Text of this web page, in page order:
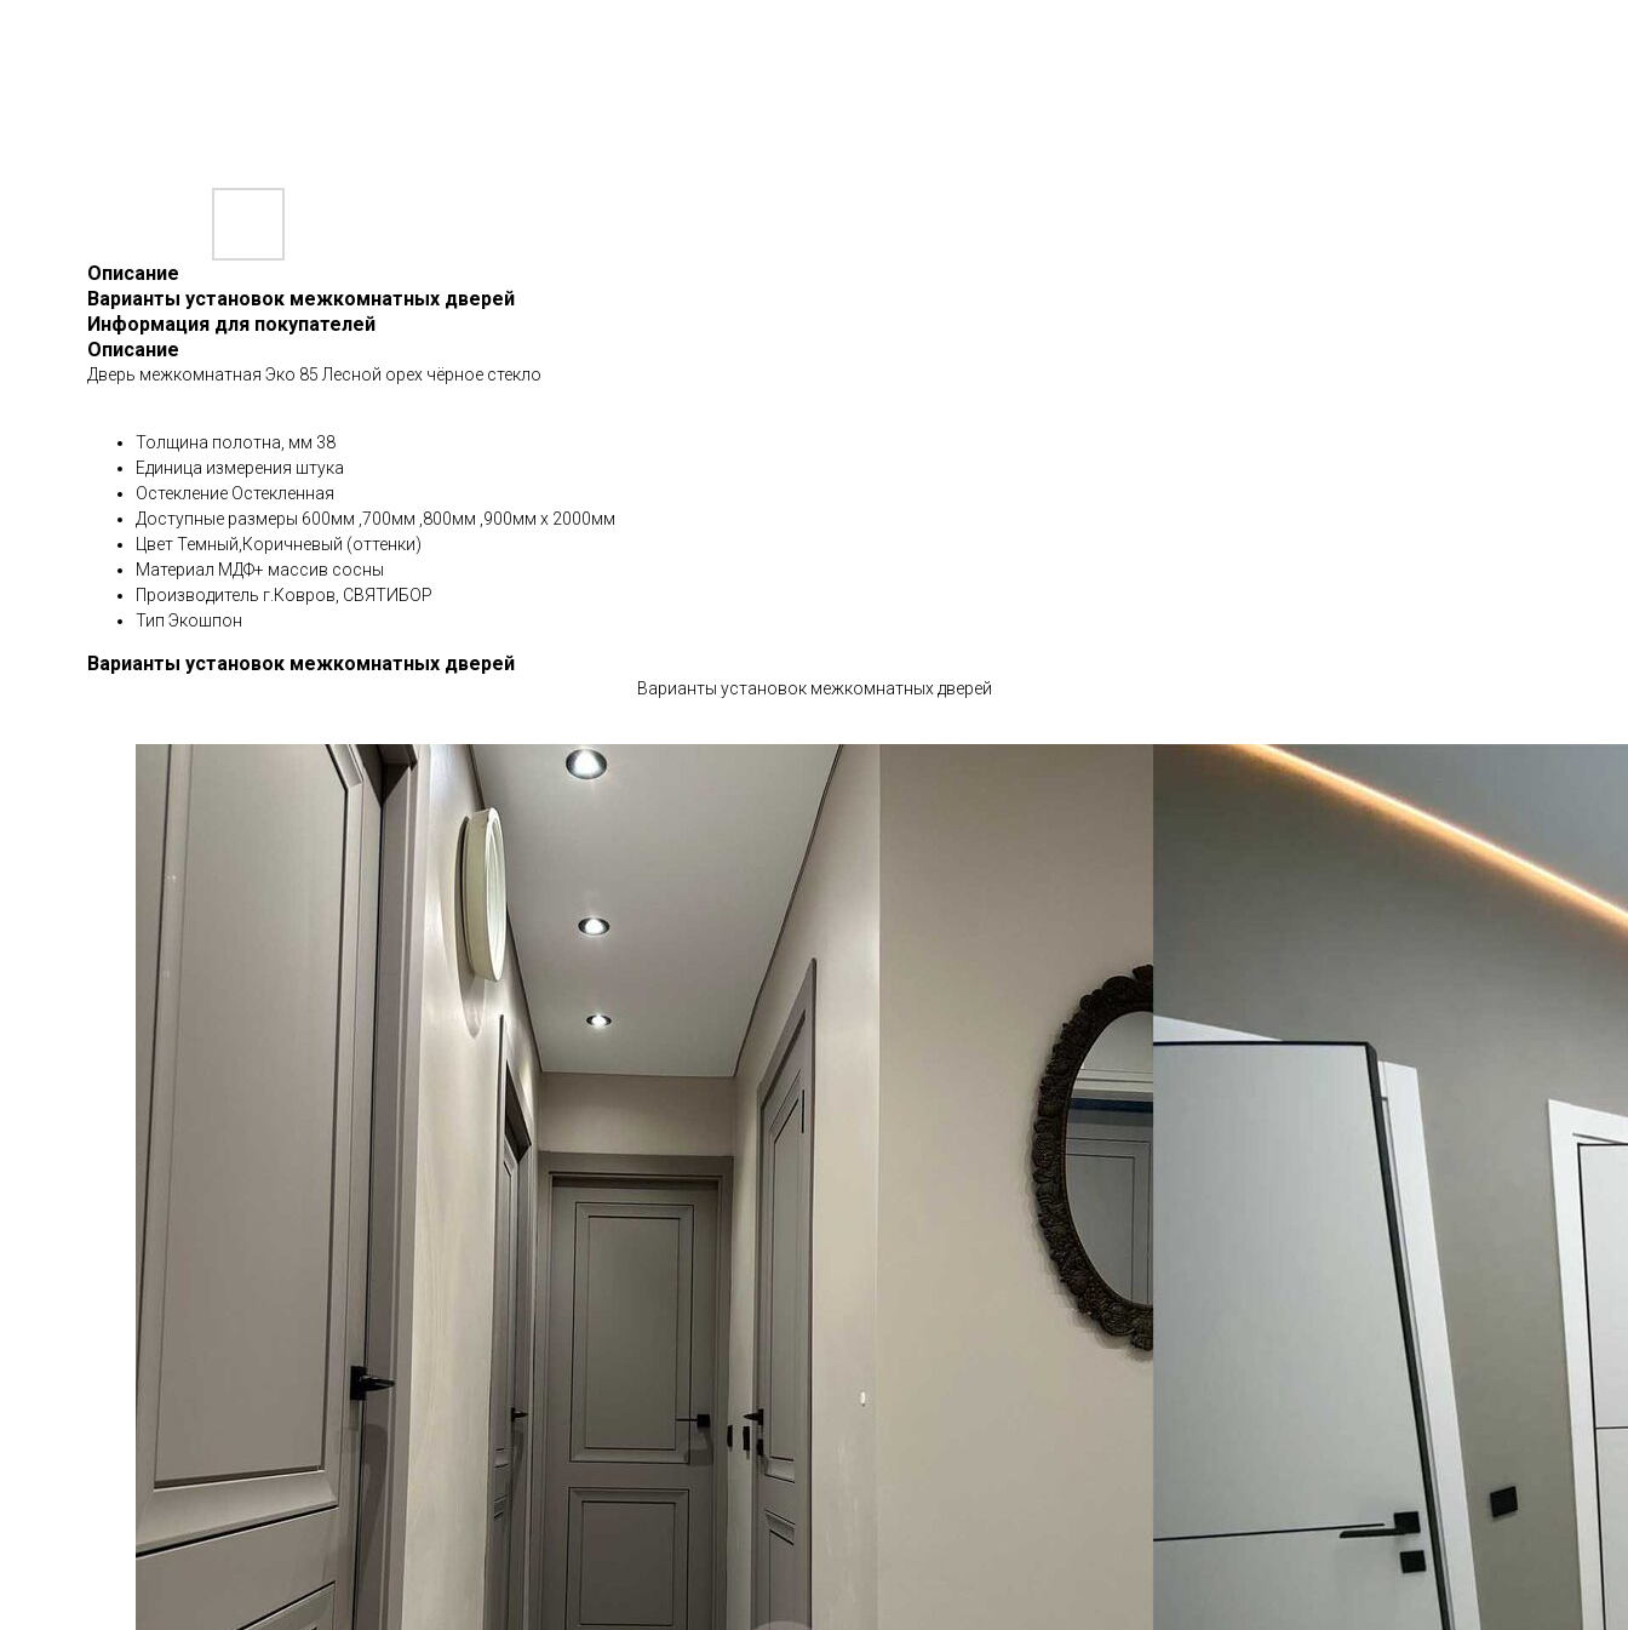
Описание
Варианты установок межкомнатных дверей
Информация для покупателей
Описание
Дверь межкомнатная Эко 85 Лесной орех чёрное стекло
Толщина полотна, мм 38
Единица измерения штука
Остекление Остекленная
Доступные размеры 600мм ,700мм ,800мм ,900мм x 2000мм
Цвет Темный,Коричневый (оттенки)
Материал МДФ+ массив сосны
Производитель г.Ковров, СВЯТИБОР
Тип Экошпон
Варианты установок межкомнатных дверей
Варианты установок межкомнатных дверей